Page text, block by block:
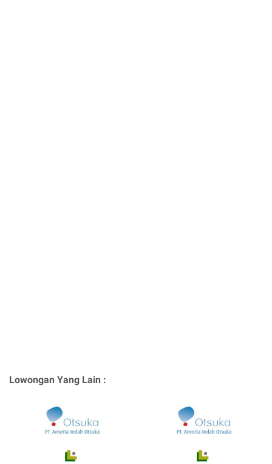
Lowongan Yang Lain :